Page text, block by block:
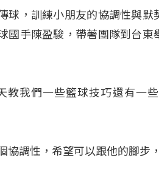
球，訓練小朋友的協調性與默
國手陳盈駿，帶著團隊到台東
教我們一些籃球技巧還有一
調性，希望可以跟他的腳步